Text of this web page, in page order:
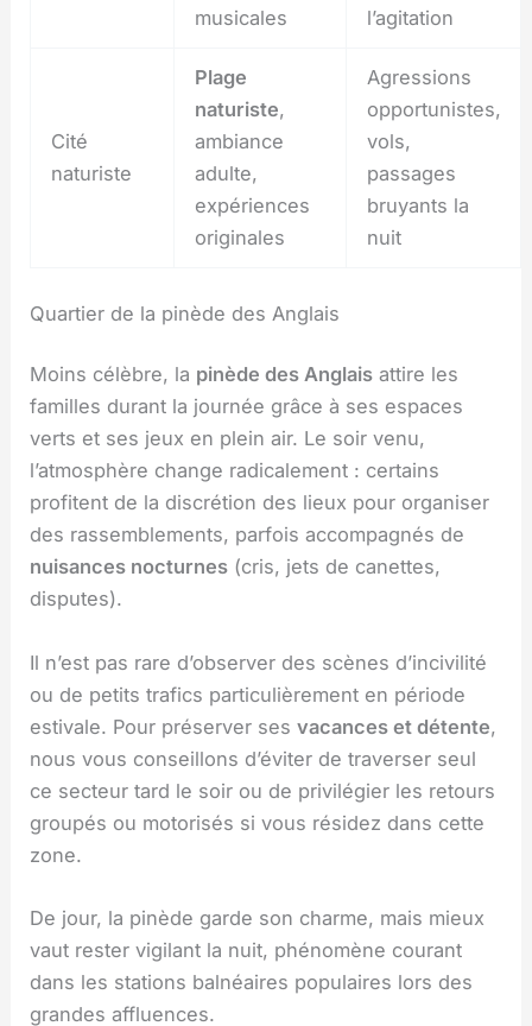
musicales
l’agitation
Cité
naturiste
Plage
naturiste,
ambiance
adulte,
expériences
originales
Agressions
opportunistes,
vols,
passages
bruyants la
nuit
Quartier de la pinède des Anglais
Moins célèbre, la pinède des Anglais attire les
familles durant la journée grâce à ses espaces
verts et ses jeux en plein air. Le soir venu,
l’atmosphère change radicalement : certains
profitent de la discrétion des lieux pour organiser
des rassemblements, parfois accompagnés de
nuisances nocturnes (cris, jets de canettes,
disputes).
Il n’est pas rare d’observer des scènes d’incivilité
ou de petits trafics particulièrement en période
estivale. Pour préserver sesvacances et détente,
nous vous conseillons d’éviter de traverser seul
ce secteur tard le soir ou de privilégier les retours
groupés ou motorisés si vous résidez dans cette
zone.
De jour, la pinède garde son charme, mais mieux
vaut rester vigilant la nuit, phénomène courant
dans les stations balnéaires populaires lors des
grandes affluences.